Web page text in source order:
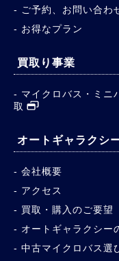
ご予約、お問い合わ
お得なプラン
買取り事業
マイクロバス・ミニ
取
オートギャラクシ
会社概要
アクセス
買取・購入のご要望
オートギャラクシー
中古マイクロバス選